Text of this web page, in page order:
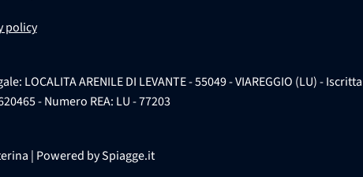
policy
LOCALITA ARENILE DI LEVANTE - 55049 - VIAREGGIO (LU) -
- Numero REA: LU - 77203
| Powered bySpiagge.it